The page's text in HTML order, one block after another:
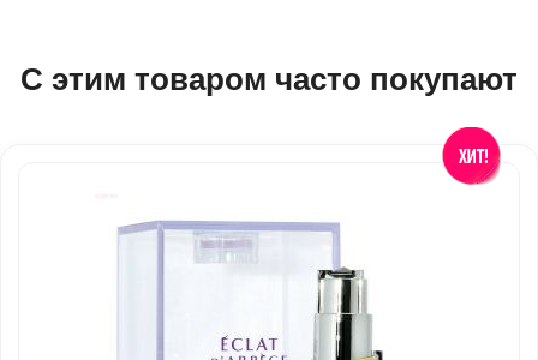
С этим товаром часто покупают